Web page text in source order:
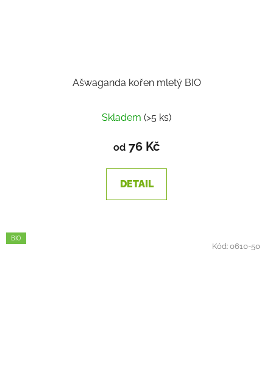
Ašwaganda kořen mletý BIO
Skladem (>5 ks)
od 76 Kč
DETAIL
BIO
Kód:0610-50